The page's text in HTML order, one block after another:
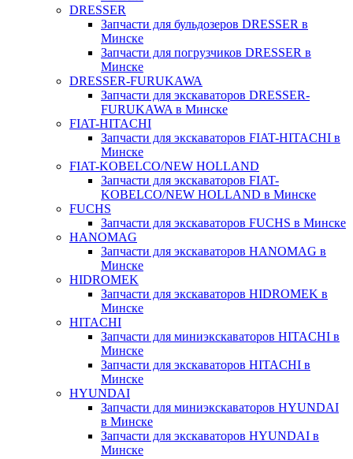
DRESSER
Запчасти для бульдозеров DRESSER в
Минске
Запчасти для погрузчиков DRESSER в
Минске
DRESSER-FURUKAWA
Запчасти для экскаваторов DRESSER-
FURUKAWA в Минске
FIAT-HITACHI
Запчасти для экскаваторов FIAT-HITACHI в
Минске
FIAT-KOBELCO/NEW HOLLAND
Запчасти для экскаваторов FIAT-
KOBELCO/NEW HOLLAND в Минске
FUCHS
Запчасти для экскаваторов FUCHS в Минске
HANOMAG
Запчасти для экскаваторов HANOMAG в
Минске
HIDROMEK
Запчасти для экскаваторов HIDROMEK в
Минске
HITACHI
Запчасти для миниэкскаваторов HITACHI в
Минске
Запчасти для экскаваторов HITACHI в
Минске
HYUNDAI
Запчасти для миниэкскаваторов HYUNDAI
в Минске
Запчасти для экскаваторов HYUNDAI в
Минске